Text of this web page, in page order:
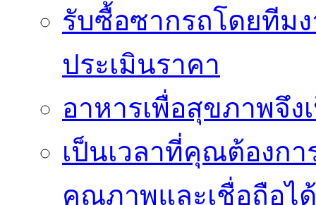
รับซื้อซากรถโดยทีม
ประเมินราคา
อาหารเพื่อสุขภาพจึ
เป็นเวลาที่คุณต้องก
คุณภาพและเชื่อถือได้